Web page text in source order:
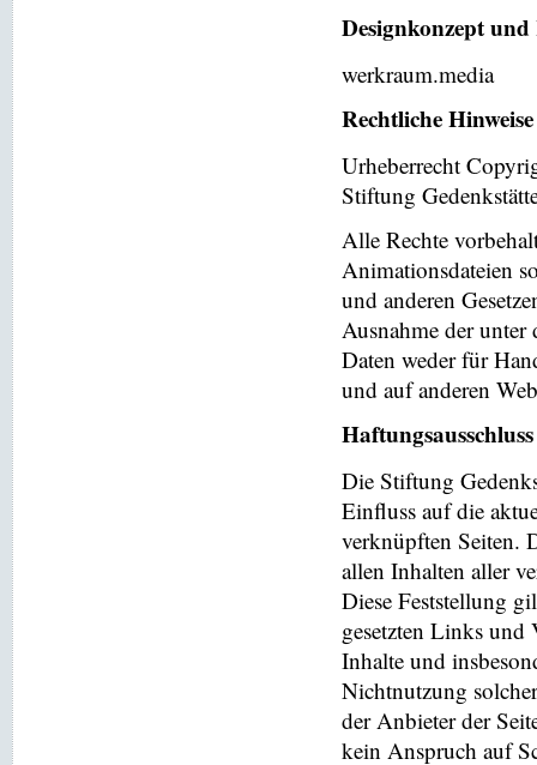
Designkonzept
werkraum.media
Rechtliche Hinweise
Urheberrecht
Stiftung
Alle Rechte
Animationsdateien
und anderen
Ausnahme der
Daten weder für
und auf anderen
Haftungsausschluss
Die Stiftung
Einfluss auf die
verknüpften Seiten.
allen Inhalten aller
Diese Feststellung
gesetzten Links und
Inhalte und
Nichtnutzung
der Anbieter der
kein Anspruch auf